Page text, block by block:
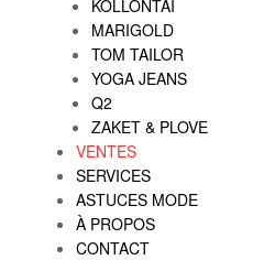
KOLLONTAI
MARIGOLD
TOM TAILOR
YOGA JEANS
Q2
ZAKET & PLOVE
VENTES
SERVICES
ASTUCES MODE
À PROPOS
CONTACT